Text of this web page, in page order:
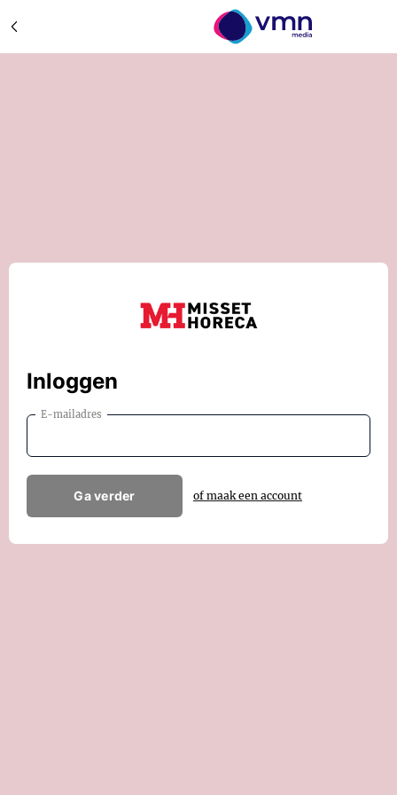
Inloggen
E-mailadres
Ga verder of maak een account